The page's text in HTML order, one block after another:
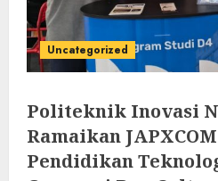
Uncategorized
Politeknik Inovasi
Ramaikan
Pendidikan